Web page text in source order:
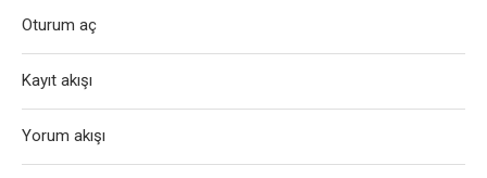
Oturum aç
Kayıt akışı
Yorum akışı